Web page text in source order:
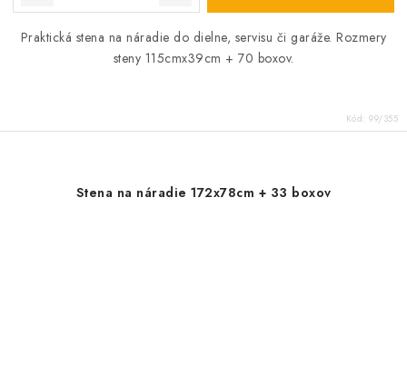
Praktická stena na náradie do dielne, servisu či garáže. Rozmery
steny 115cmx39cm + 70 boxov.
Kód: 99/355
Stena na náradie 172x78cm + 33 boxov